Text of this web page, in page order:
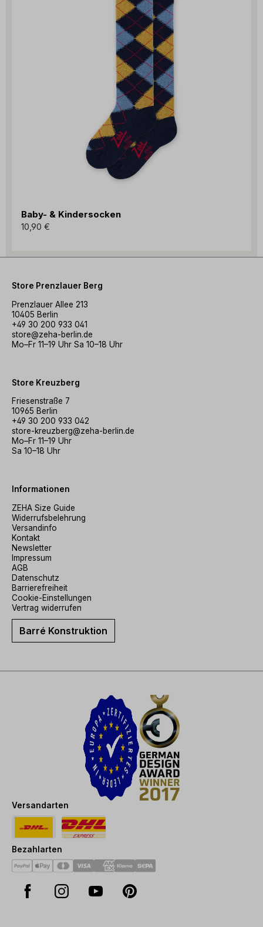
Baby- & Kindersocken
10,90 €
Store Prenzlauer Berg
Prenzlauer Allee 213
10405 Berlin
+49 30 200 933 041
store@zeha-berlin.de
Mo–Fr 11–19 Uhr Sa 10–18 Uhr
Store Kreuzberg
Friesenstraße 7
10965 Berlin
+49 30 200 933 042
store-kreuzberg@zeha-berlin.de
Mo–Fr 11–19 Uhr
Sa 10–18 Uhr
Informationen
ZEHA Size Guide
Widerrufsbelehrung
Versandinfo
Kontakt
Newsletter
Impressum
AGB
Datenschutz
Barrierefreiheit
Cookie-Einstellungen
Vertrag widerrufen
Barré Konstruktion
Versandarten
Bezahlarten